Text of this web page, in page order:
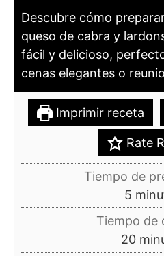
Descubre cómo
queso de cabra y
fácil y delicioso,
cenas elegantes o
Imprimir receta
Rate
Tiempo de
5
Tiempo de
20